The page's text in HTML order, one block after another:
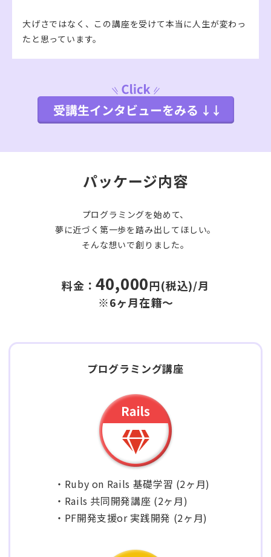
大げさではなく、この講座を受けて本当に人生が変わっ
たと思っています。
パッケージ内容
プログラミングを始めて、
夢に近づく第一歩を踏み出してほしい。
そんな想いで創りました。
料金：40,000円(税込)/月
※6ヶ月在籍～
プログラミング講座
・Ruby on Rails 基礎学習 (2ヶ月)
・Rails 共同開発講座 (2ヶ月)
・PF開発支援or 実践開発 (2ヶ月)